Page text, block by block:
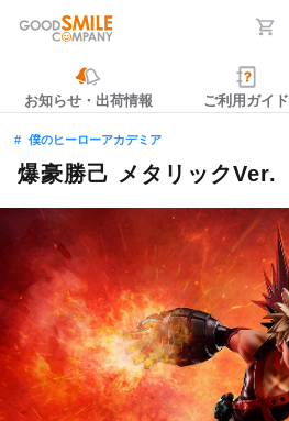
お知らせ・出荷情報 ご利用ガイド
僕のヒーローアカデミア
爆豪勝己 メタリックVer.